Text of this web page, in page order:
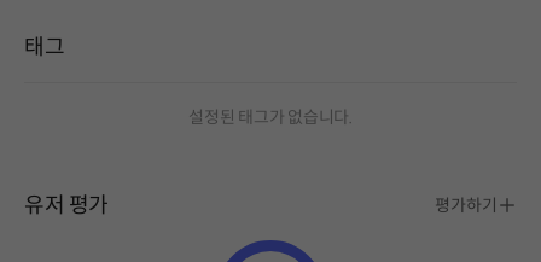
태그
설정된 태그가 없습니다.
유저 평가 평가하기